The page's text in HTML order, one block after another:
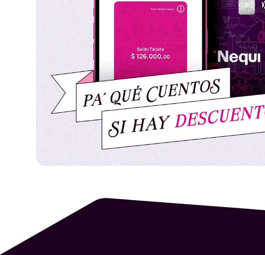
No aplica para domicilios
El beneficio puede ser redimido cualquier día de
Los combos de Menú regular aplicable a la oferta
Doble, Bacon Feast Whopper, Megastacker
King Pollo, King Pollo Queso Tocineta, Nuggets por
Nuggets Veggie.
No aplica para: Family Whopper 1.0, Family
acompañamientos, bebidas solas, desayunos,
Aplica para combos medianos y grandes.
EL INCENTIVO:
Por compras realizadas utilizando la Tarjeta Nequi Visa
Los servicios o cargos adicionales (domicilios,
descuento.